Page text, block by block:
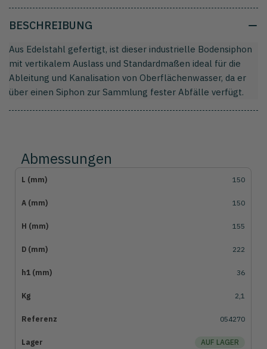
BESCHREIBUNG
Aus Edelstahl gefertigt, ist dieser industrielle Bodensiphon
mit vertikalem Auslass und Standardmaßen ideal für die
Ableitung und Kanalisation von Oberflächenwasser, da er
über einen Siphon zur Sammlung fester Abfälle verfügt.
Abmessungen
150
150
155
222
36
2,1
054270
AUF LAGER